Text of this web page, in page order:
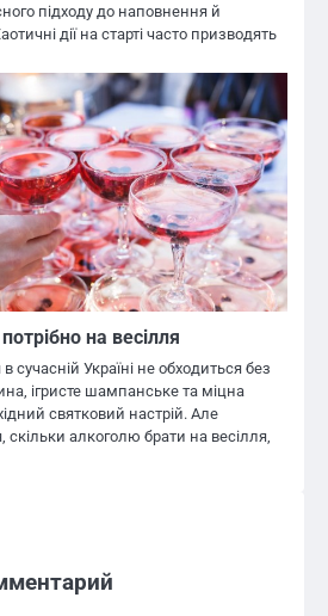
підходу до наповнення й
дії на старті часто призводять
на весілля
сучасній Україні не обходиться без
ігристе шампанське та міцна
святковий настрій. Але
алкоголю брати на весілля,